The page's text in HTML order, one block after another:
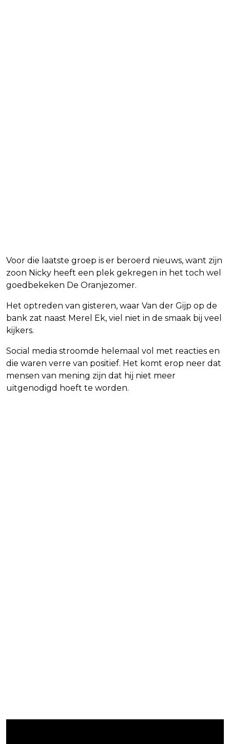
Voor die laatste groep is er beroerd nieuws, want zijn
zoon Nicky heeft een plek gekregen in het toch wel
goedbekeken De Oranjezomer.
Het optreden van gisteren, waar Van der Gijp op de
bank zat naast Merel Ek, viel niet in de smaak bij veel
kijkers.
Social media stroomde helemaal vol met reacties en
die waren verre van positief. Het komt erop neer dat
mensen van mening zijn dat hij niet meer
uitgenodigd hoeft te worden.